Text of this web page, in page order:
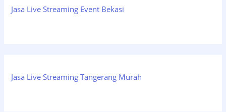
Jasa Live Streaming Event Bekasi
Jasa Live Streaming Tangerang Murah